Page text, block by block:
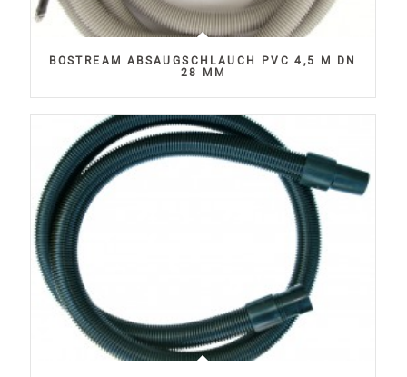
BOSTREAM ABSAUGSCHLAUCH PVC 4,5 M DN
28 MM